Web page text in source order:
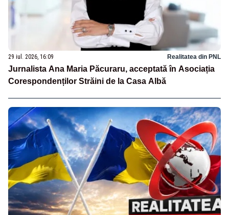
29 iul. 2026, 16:09 Realitatea din PNL
Jurnalista Ana Maria Păcuraru, acceptată în Asociația
Corespondenților Străini de la Casa Albă